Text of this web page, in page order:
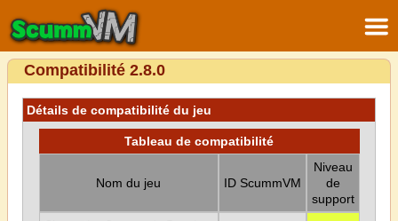
Compatibilité 2.8.0
Détails de compatibilité du jeu
Tableau de compatibilité
Nom du jeu ID ScummVM
Niveau
de
support